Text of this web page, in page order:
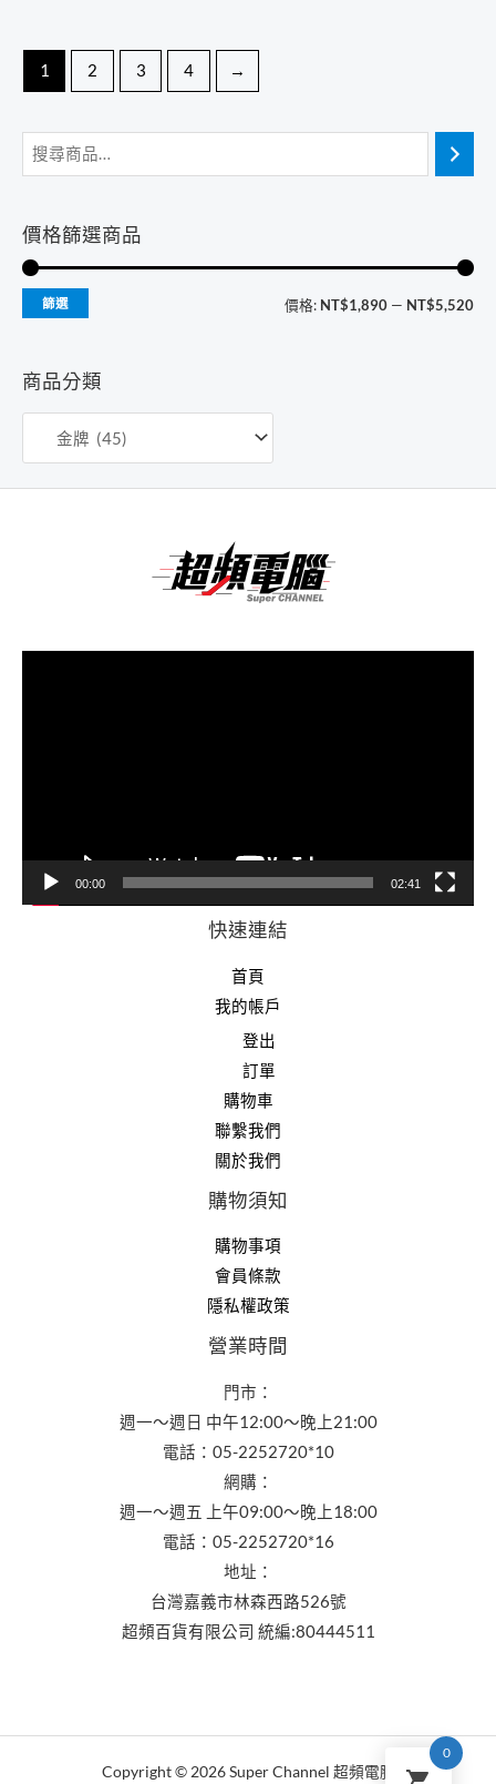
價格篩選商品
最
最
篩選 價格: NT$1,890 — NT$5,520
商品分類
NT$2,890
到
1 2 3 4 →
00:00 02:41
快速連結
首頁
我的帳戶
登出
訂單
購物車
聯繫我們
關於我們
購物須知
購物事項
會員條款
隱私權政策
營業時間
門市：
週一～週日 中午12:00～晚上21:00
電話：05-2252720*10
網購：
週一～週五 上午09:00～晚上18:00
電話：05-2252720*16
地址：
台灣嘉義市林森西路526號
超頻百貨有限公司 統編:80444511
Copyright © 2026 Super Channel 超頻電腦
0